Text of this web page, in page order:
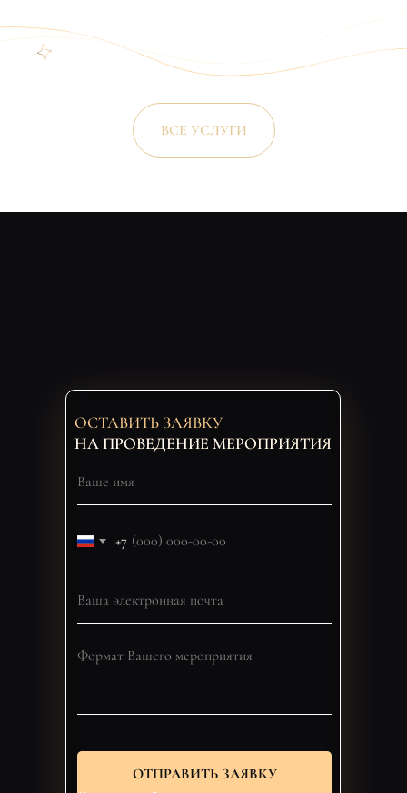
ВСЕ УСЛУГИ
+7
ОТПРАВИТЬ ЗАЯВКУ
ОСТАВИТЬ ЗАЯВКУ
НА ПРОВЕДЕНИЕ МЕРОПРИЯТИЯ